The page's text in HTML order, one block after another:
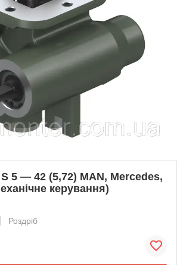
5 — 42 (5,72) MAN, Mercedes,
керування)
Роздріб